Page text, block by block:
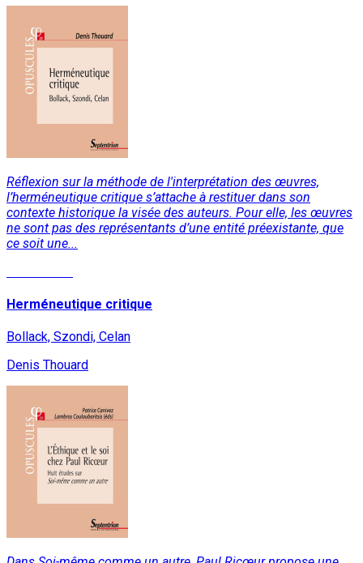
Réflexion sur la méthode de l'interprétation des œuvres,
l’herméneutique critique s’attache à restituer dans son
contexte historique la visée des auteurs. Pour elle, les œuvres
ne sont pas des représentants d’une entité préexistante, que
ce soit une...
Herméneutique critique
Bollack, Szondi, Celan
Denis Thouard